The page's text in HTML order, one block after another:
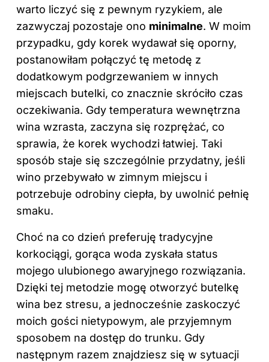
warto liczyć się z pewnym ryzykiem, ale
zazwyczaj pozostaje ono minimalne. W moim
przypadku, gdy korek wydawał się oporny,
postanowiłam połączyć tę metodę z
dodatkowym podgrzewaniem w innych
miejscach butelki, co znacznie skróciło czas
oczekiwania. Gdy temperatura wewnętrzna
wina wzrasta, zaczyna się rozprężać, co
sprawia, że korek wychodzi łatwiej. Taki
sposób staje się szczególnie przydatny, jeśli
wino przebywało w zimnym miejscu i
potrzebuje odrobiny ciepła, by uwolnić pełnię
smaku.
Choć na co dzień preferuję tradycyjne
korkociągi, gorąca woda zyskała status
mojego ulubionego awaryjnego rozwiązania.
Dzięki tej metodzie mogę otworzyć butelkę
wina bez stresu, a jednocześnie zaskoczyć
moich gości nietypowym, ale przyjemnym
sposobem na dostęp do trunku. Gdy
następnym razem znajdziesz się w sytuacji